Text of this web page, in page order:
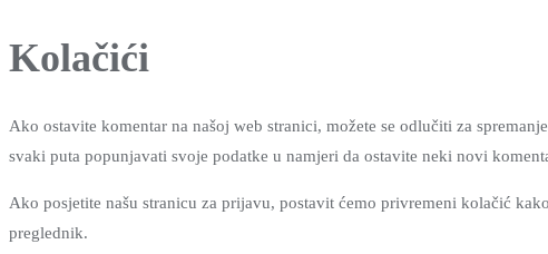
Kolačići
Ako ostavite komentar na našoj web stranici, možete se odlučiti za
svaki puta popunjavati svoje podatke u namjeri da ostavite neki novi
Ako posjetite našu stranicu za prijavu, postavit ćemo privremeni kolačić
preglednik.